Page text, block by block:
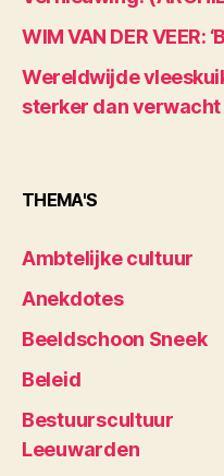
WIM VAN DER VEER:
Wereldwijde
sterker dan verwacht
THEMA'S
Ambtelijke cultuur
Anekdotes
Beeldschoon Sneek
Beleid
Bestuurscultuur
Leeuwarden